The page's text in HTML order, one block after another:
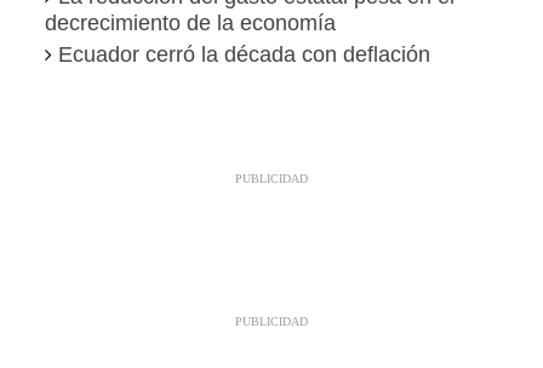
decrecimiento de la economía
Ecuador cerró la década con deflación